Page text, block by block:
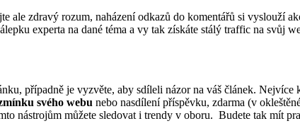
zdravý rozum, naházení odkazů do komentářů si vyslouží
experta na dané téma a vy tak získáte stálý traffic na svůj
případně je vyzvěte, aby sdíleli názor na váš článek.
svého webu nebo nasdílení příspěvku, zdarma (v
nástrojům můžete sledovat i trendy v oboru. Budete tak mít